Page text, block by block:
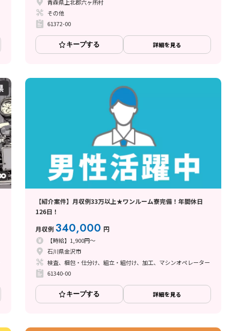
青森県上北郡六ヶ所村
その他
61372-00
キープする 詳細を見る
【紹介案件】月収例33万以上★ワンルーム寮完備！年間休日
126日！
月収例 340,000 円
【時給】1,900円～
石川県金沢市
検査、梱包・仕分け、組立・組付け、加工、マシンオペレーター
61340-00
キープする 詳細を見る